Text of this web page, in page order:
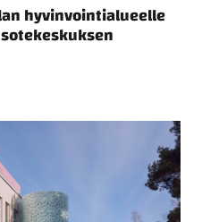
hyvinvointialueelle